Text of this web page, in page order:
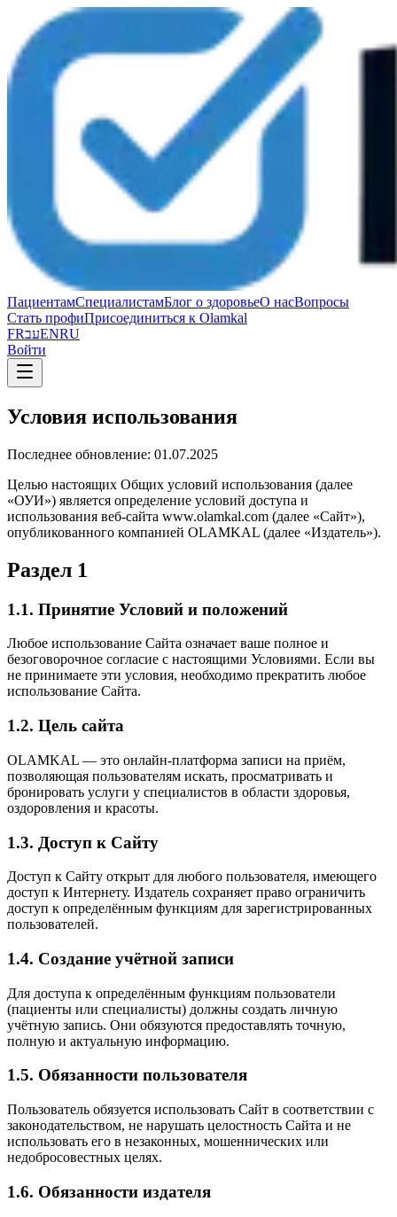
ПациентамСпециалистамБлог о здоровьеО насВопросы
Стать профиПрисоединиться к Olamkal
FRעבENRU
Войти
Условия использования
Последнее обновление: 01.07.2025
Целью настоящих Общих условий использования (далее
«ОУИ») является определение условий доступа и
использования веб-сайта www.olamkal.com (далее «Сайт»),
опубликованного компанией OLAMKAL (далее «Издатель»).
Раздел 1
1.1. Принятие Условий и положений
Любое использование Сайта означает ваше полное и
безоговорочное согласие с настоящими Условиями. Если вы
не принимаете эти условия, необходимо прекратить любое
использование Сайта.
1.2. Цель сайта
OLAMKAL — это онлайн-платформа записи на приём,
позволяющая пользователям искать, просматривать и
бронировать услуги у специалистов в области здоровья,
оздоровления и красоты.
1.3. Доступ к Сайту
Доступ к Сайту открыт для любого пользователя, имеющего
доступ к Интернету. Издатель сохраняет право ограничить
доступ к определённым функциям для зарегистрированных
пользователей.
1.4. Создание учётной записи
Для доступа к определённым функциям пользователи
(пациенты или специалисты) должны создать личную
учётную запись. Они обязуются предоставлять точную,
полную и актуальную информацию.
1.5. Обязанности пользователя
Пользователь обязуется использовать Сайт в соответствии с
законодательством, не нарушать целостность Сайта и не
использовать его в незаконных, мошеннических или
недобросовестных целях.
1.6. Обязанности издателя